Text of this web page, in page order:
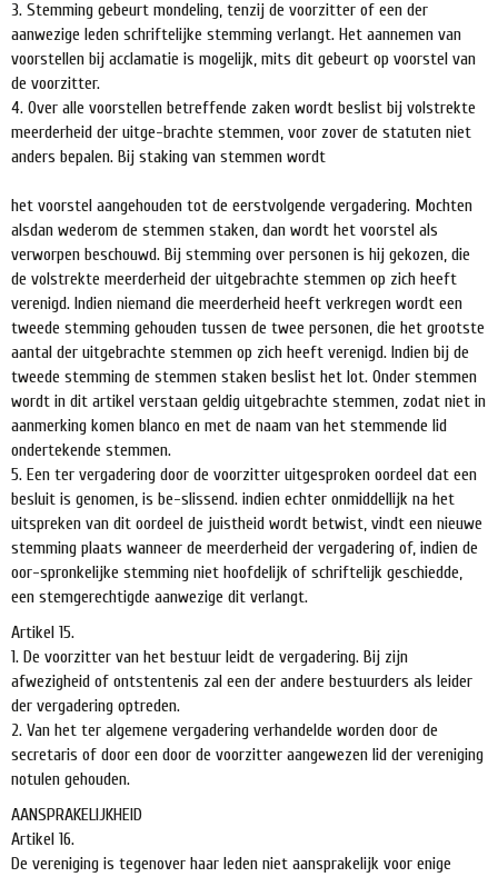
3. Stemming gebeurt mondeling, tenzij de voorzitter of een der
aanwezige leden schriftelijke stemming verlangt. Het aannemen van
voorstellen bij acclamatie is mogelijk, mits dit gebeurt op voorstel van
de voorzitter.
4. Over alle voorstellen betreffende zaken wordt beslist bij volstrekte
meerderheid der uitge-brachte stemmen, voor zover de statuten niet
anders bepalen. Bij staking van stemmen wordt
het voorstel aangehouden tot de eerstvolgende vergadering. Mochten
alsdan wederom de stemmen staken, dan wordt het voorstel als
verworpen beschouwd. Bij stemming over personen is hij gekozen, die
de volstrekte meerderheid der uitgebrachte stemmen op zich heeft
verenigd. Indien niemand die meerderheid heeft verkregen wordt een
tweede stemming gehouden tussen de twee personen, die het grootste
aantal der uitgebrachte stemmen op zich heeft verenigd. Indien bij de
tweede stemming de stemmen staken beslist het lot. Onder stemmen
wordt in dit artikel verstaan geldig uitgebrachte stemmen, zodat niet in
aanmerking komen blanco en met de naam van het stemmende lid
ondertekende stemmen.
5. Een ter vergadering door de voorzitter uitgesproken oordeel dat een
besluit is genomen, is be-slissend. indien echter onmiddellijk na het
uitspreken van dit oordeel de juistheid wordt betwist, vindt een nieuwe
stemming plaats wanneer de meerderheid der vergadering of, indien de
oor-spronkelijke stemming niet hoofdelijk of schriftelijk geschiedde,
een stemgerechtigde aanwezige dit verlangt.
Artikel 15.
1. De voorzitter van het bestuur leidt de vergadering. Bij zijn
afwezigheid of ontstentenis zal een der andere bestuurders als leider
der vergadering optreden.
2. Van het ter algemene vergadering verhandelde worden door de
secretaris of door een door de voorzitter aangewezen lid der vereniging
notulen gehouden.
AANSPRAKELIJKHEID
Artikel 16.
De vereniging is tegenover haar leden niet aansprakelijk voor enige